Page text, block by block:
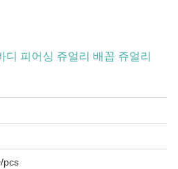
디 피어싱 쥬얼리 배꼽 쥬얼리
pcs